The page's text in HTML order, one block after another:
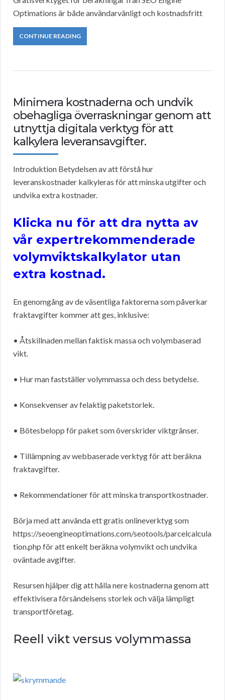
Optimations är både användarvänligt och kostnadsfritt
CONTINUE READING
Minimera kostnaderna och undvik
obehagliga överraskningar genom att
utnyttja digitala verktyg för att
kalkylera leveransavgifter.
Introduktion Betydelsen av att förstå hur
leveranskostnader kalkyleras för att minska utgifter och
undvika extra kostnader.
Klicka nu för att dra nytta av
vår expertrekommenderade
volymviktskalkylator utan
extra kostnad.
En genomgång av de väsentliga faktorerna som påverkar
fraktavgifter kommer att ges, inklusive:
• Åtskillnaden mellan faktisk massa och volymbaserad
vikt.
• Hur man fastställer volymmassa och dess betydelse.
• Konsekvenser av felaktig paketstorlek.
• Bötesbelopp för paket som överskrider viktgränser.
• Tillämpning av webbaserade verktyg för att beräkna
fraktavgifter.
• Rekommendationer för att minska transportkostnader.
Börja med att använda ett gratis onlineverktyg som
https://seoengineoptimations.com/seotools/parcelcalcula
tion.php för att enkelt beräkna volymvikt och undvika
oväntade avgifter.
Resursen hjälper dig att hålla nere kostnaderna genom att
effektivisera försändelsens storlek och välja lämpligt
transportföretag.
Reell vikt versus volymmassa